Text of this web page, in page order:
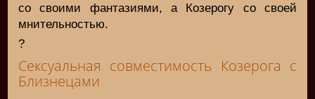
со своими фантазиями, а Козерогу со своей
мнительностью.
?
Сексуальная совместимость Козерога с
Близнецами